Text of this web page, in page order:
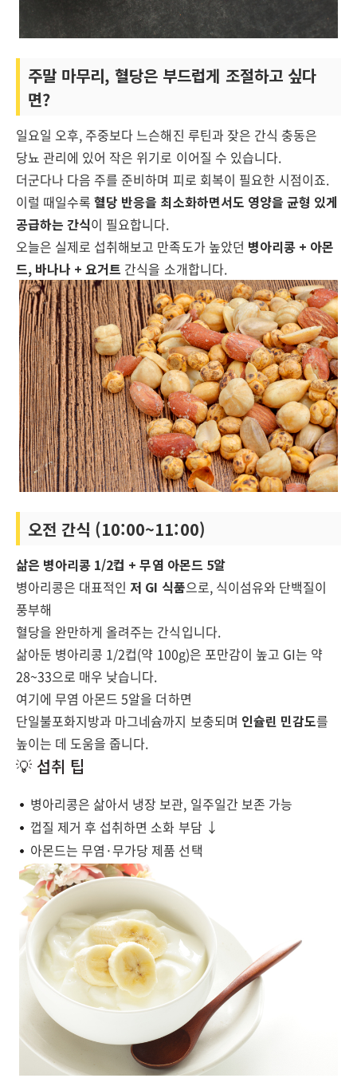
주말 마무리, 혈당은 부드럽게 조절하고 싶다
면?
일요일 오후, 주중보다 느슨해진 루틴과 잦은 간식 충동은
당뇨 관리에 있어 작은 위기로 이어질 수 있습니다.
더군다나 다음 주를 준비하며 피로 회복이 필요한 시점이죠.
이럴 때일수록혈당 반응을 최소화하면서도 영양을 균형 있게
공급하는 간식이 필요합니다.
오늘은 실제로 섭취해보고 만족도가 높았던 병아리콩 + 아몬
드, 바나나 + 요거트 간식을 소개합니다.
오전 간식 (10:00~11:00)
삶은 병아리콩 1/2컵 + 무염 아몬드 5알
병아리콩은 대표적인 저 GI 식품으로, 식이섬유와 단백질이
풍부해
혈당을 완만하게 올려주는 간식입니다.
삶아둔 병아리콩 1/2컵(약 100g)은 포만감이 높고 GI는 약
28~33으로 매우 낮습니다.
여기에 무염 아몬드 5알을 더하면
단일불포화지방과 마그네슘까지 보충되며 인슐린 민감도를
높이는 데 도움을 줍니다.
💡 섭취 팁
병아리콩은 삶아서 냉장 보관, 일주일간 보존 가능
껍질 제거 후 섭취하면 소화 부담 ↓
아몬드는 무염·무가당 제품 선택